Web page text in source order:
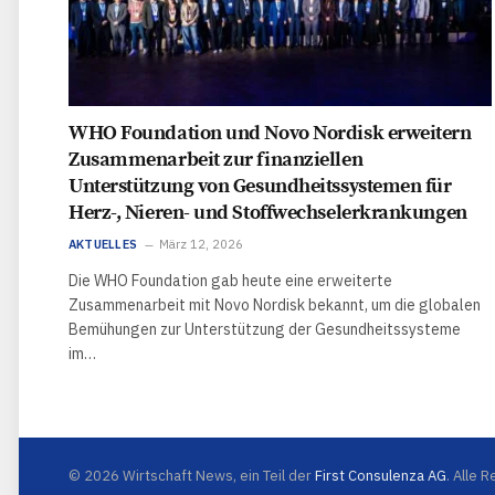
WHO Foundation und Novo Nordisk erweitern
Zusammenarbeit zur finanziellen
Unterstützung von Gesundheitssystemen für
Herz-, Nieren- und Stoffwechselerkrankungen
AKTUELLES März 12, 2026
Die WHO Foundation gab heute eine erweiterte
Zusammenarbeit mit Novo Nordisk bekannt, um die globalen
Bemühungen zur Unterstützung der Gesundheitssysteme
im…
© 2026 Wirtschaft News, ein Teil derFirst Consulenza AG. Alle